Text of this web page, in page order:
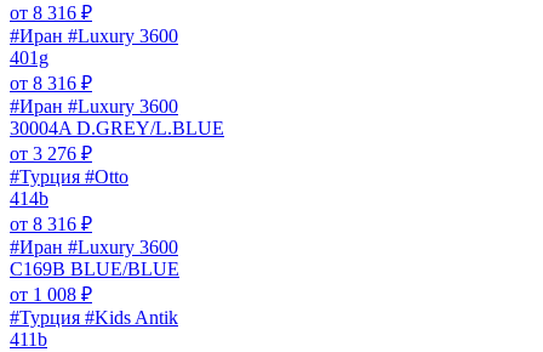
от 8 316 ₽
#Иран #Luxury 3600
401g
от 8 316 ₽
#Иран #Luxury 3600
30004A D.GREY/L.BLUE
от 3 276 ₽
#Турция #Otto
414b
от 8 316 ₽
#Иран #Luxury 3600
C169B BLUE/BLUE
от 1 008 ₽
#Турция #Kids Antik
411b